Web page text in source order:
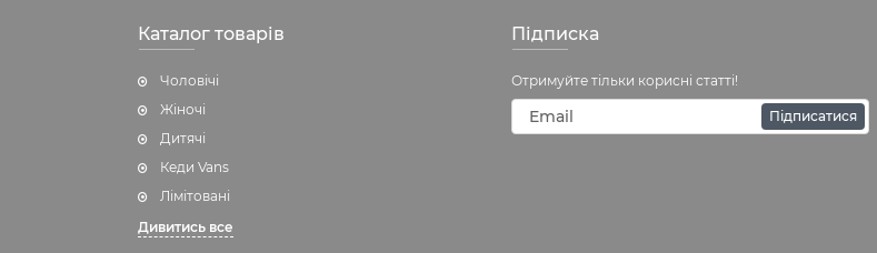
Каталог товарів
Чоловічі
Жіночі
Дитячі
Кеди Vans
Лімітовані
Дивитись все
Підписка
Отримуйте тільки корисні статті!
Підписатися